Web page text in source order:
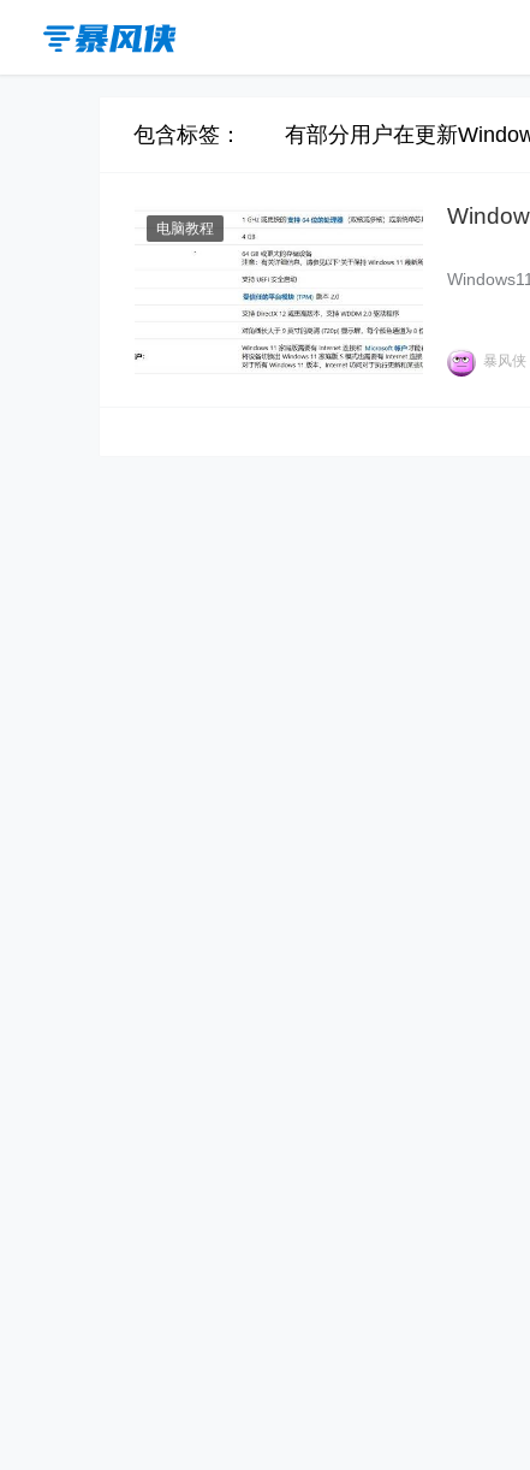
包含标签： 有部分用户在更新
电脑教程
暴风侠